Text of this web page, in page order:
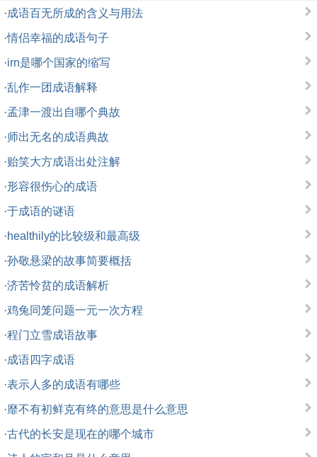
·成语百无所成的含义与用法
·情侣幸福的成语句子
·irn是哪个国家的缩写
·乱作一团成语解释
·孟津一渡出自哪个典故
·师出无名的成语典故
·贻笑大方成语出处注解
·形容很伤心的成语
·于成语的谜语
·healthily的比较级和最高级
·孙敬悬梁的故事简要概括
·济苦怜贫的成语解析
·鸡兔同笼问题一元一次方程
·程门立雪成语故事
·成语四字成语
·表示人多的成语有哪些
·靡不有初鲜克有终的意思是什么意思
·古代的长安是现在的哪个城市